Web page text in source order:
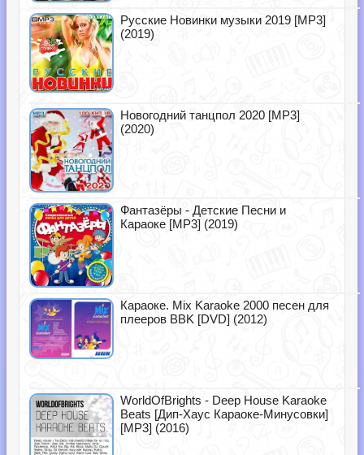
Русские Новинки музыки 2019 [MP3]
(2019)
Новогодний танцпол 2020 [MP3]
(2020)
Фантазёры - Детские Песни и
Караоке [MP3] (2019)
Караоке. Mix Karaoke 2000 песен для
плееров BBK [DVD] (2012)
WorldOfBrights - Deep House Karaoke
Beats [Дип-Хаус Караоке-Минусовки]
[MP3] (2016)